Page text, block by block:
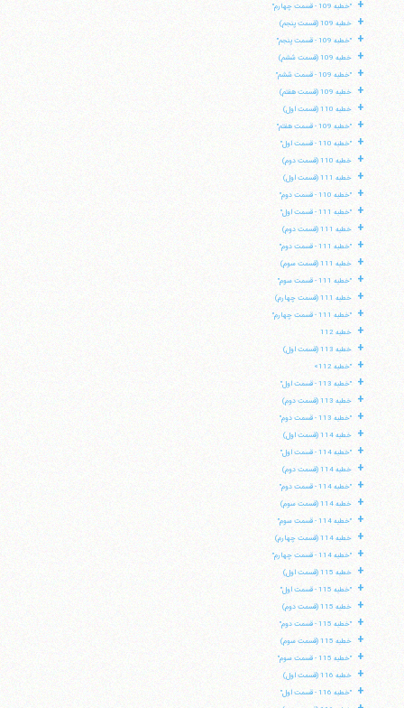
+ "خطبه 109 - قسمت چهارم"
+ خطبه 109 (قسمت پنجم)
+ "خطبه 109 - قسمت پنجم"
+ خطبه 109 (قسمت ششم)
+ "خطبه 109 - قسمت ششم"
+ خطبه 109 (قسمت هفتم)
+ خطبه 110 (قسمت اول)
+ "خطبه 109 - قسمت هفتم"
+ "خطبه 110 - قسمت اول"
+ خطبه 110 (قسمت دوم)
+ خطبه 111 (قسمت اول)
+ "خطبه 110 - قسمت دوم"
+ "خطبه 111 - قسمت اول"
+ خطبه 111 (قسمت دوم)
+ "خطبه 111 - قسمت دوم"
+ خطبه 111 (قسمت سوم)
+ "خطبه 111 - قسمت سوم"
+ خطبه 111 (قسمت چهارم)
+ "خطبه 111 - قسمت چهارم"
+ خطبه 112
+ خطبه 113 (قسمت اول)
+ "خطبه 112»
+ "خطبه 113 - قسمت اول"
+ خطبه 113 (قسمت دوم)
+ "خطبه 113 - قسمت دوم"
+ خطبه 114 (قسمت اول)
+ "خطبه 114 - قسمت اول"
+ خطبه 114 (قسمت دوم)
+ "خطبه 114 - قسمت دوم"
+ خطبه 114 (قسمت سوم)
+ "خطبه 114 - قسمت سوم"
+ خطبه 114 (قسمت چهارم)
+ "خطبه 114 - قسمت چهارم"
+ خطبه 115 (قسمت اول)
+ "خطبه 115 - قسمت اول"
+ خطبه 115 (قسمت دوم)
+ "خطبه 115 - قسمت دوم"
+ خطبه 115 (قسمت سوم)
+ "خطبه 115 - قسمت سوم"
+ خطبه 116 (قسمت اول)
+ "خطبه 116 - قسمت اول"